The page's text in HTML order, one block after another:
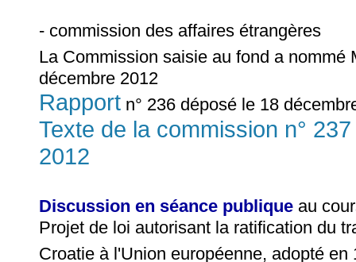
- commission des affaires étrangères
La Commission saisie au fond a nommé
décembre 2012
Rapport n° 236 déposé le 18
Texte de la commission n°
2012
Discussion en séance publique au
Projet de loi autorisant la ratification du
Croatie à l'Union européenne, adopté en